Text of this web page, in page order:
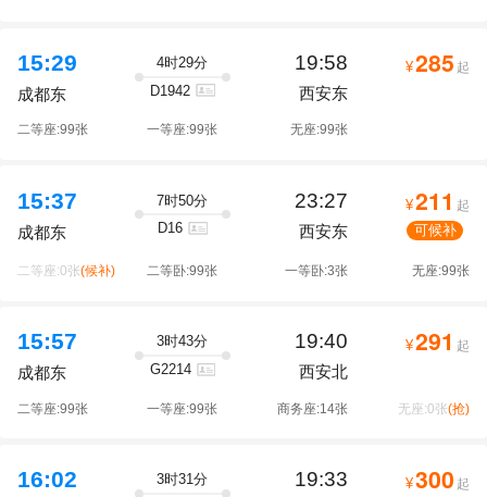
15:29
成都东
4时29分
D1942
19:58
西安东
¥285 起
二等座:99张 一等座:99张 无座:99张
15:37
成都东
7时50分
D16
23:27
西安东
¥211 起
可候补
二等座:0张(候补) 二等卧:99张 一等卧:3张 无座:99张
15:57
成都东
3时43分
G2214
19:40
西安北
¥291 起
二等座:99张 一等座:99张 商务座:14张 无座:0张(抢)
16:02
3时31分
19:33 ¥300 起